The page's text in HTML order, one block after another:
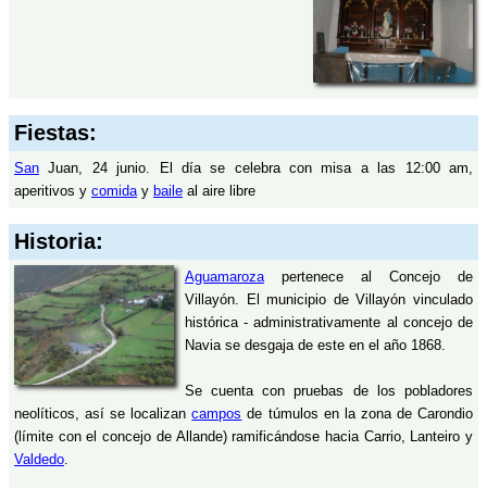
Fiestas:
San Juan, 24 junio. El día se celebra con misa a las 12:00 am,
aperitivos y comiday baile al aire libre
Historia:
Aguamarozapertenece al Concejo de
Villayón. El municipio de Villayón vinculado
histórica - administrativamente al concejo de
Navia se desgaja de este en el año 1868.
Se cuenta con pruebas de los pobladores
neolíticos, así se localizancampos de túmulos en la zona de Carondio
(límite con el concejo de Allande) ramificándose hacia Carrio, Lanteiro y
Valdedo.